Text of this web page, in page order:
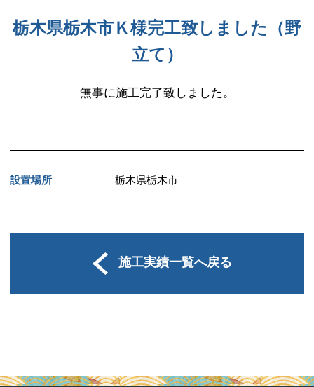
栃木県栃木市Ｋ様完工致しました（野
立て）
無事に施工完了致しました。
設置場所 栃木県栃木市
施工実績一覧へ戻る